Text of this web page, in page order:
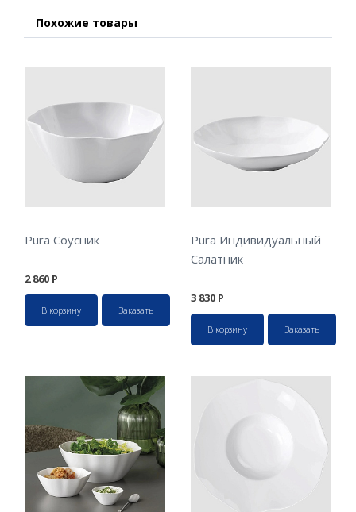
Похожие товары
Pura Соусник
2 860 Р
В корзину Заказать
Pura Индивидуальный
Салатник
3 830 Р
В корзину Заказать